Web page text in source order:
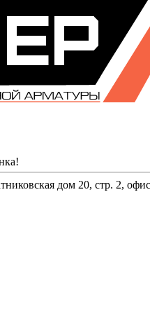
дом 20, стр. 2,